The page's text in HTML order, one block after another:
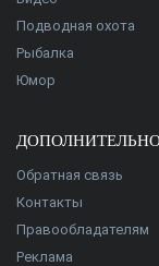
Подводная охота
Рыбалка
Юмор
Обратная связь
Контакты
Правообладателям
Реклама